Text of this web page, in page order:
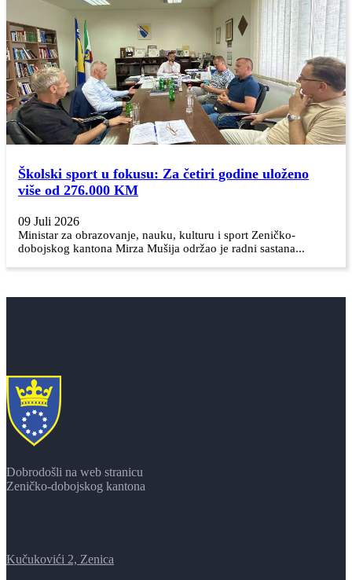
Školski sport u fokusu: Za četiri godine uloženo
više od 276.000 KM
09 Juli 2026
Ministar za obrazovanje, nauku, kulturu i sport Zeničko-
dobojskog kantona Mirza Mušija održao je radni sastana...
Dobrodošli na web stranicu
Zeničko-dobojskog kantona
Kučukovići 2, Zenica